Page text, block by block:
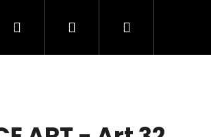
Hľadať PrihlásenieNákupný